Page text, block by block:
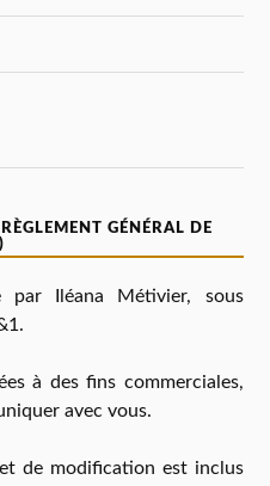
GÉNÉRAL DE
Iléana Métivier, sous
à des fins commerciales,
avec vous.
de modification est inclus